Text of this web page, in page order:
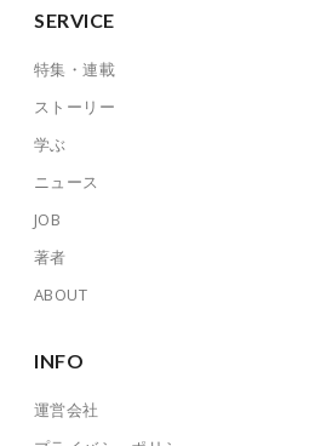
SERVICE
特集・連載
ストーリー
学ぶ
ニュース
JOB
著者
ABOUT
INFO
運営会社